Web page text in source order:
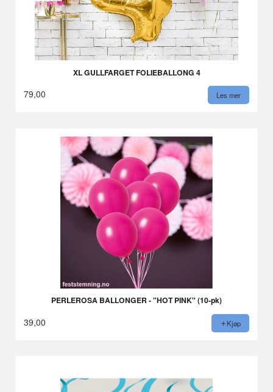
XL GULLFARGET FOLIEBALLONG 4
79,00 Les mer
PERLEROSA BALLONGER - "HOT PINK" (10-pk)
39,00 Kjøp